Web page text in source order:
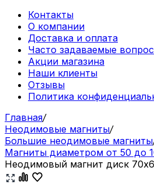
Контакты
О компании
Доставка и оплата
Часто задаваемые
Акции магазина
Наши клиенты
Отзывы
Политика
Главная/
Неодимовые магниты/
Большие неодимовые магниты
Магниты диаметром от 50 до
Неодимовый магнит диск